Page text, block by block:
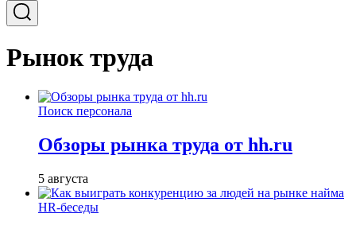
Рынок труда
Поиск персонала
Обзоры рынка труда от hh.ru
5 августа
HR-беседы